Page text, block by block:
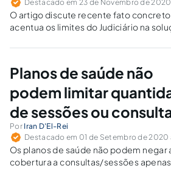
Destacado em 23 de Novembro de
O artigo discute recente fato concreto
acentua os limites do Judiciário na
públicas.
Planos de saúde não
podem limitar
de sessões ou
Por Iran D'El-Rei
Destacado em 01 de Setembro de 2020
Os planos de saúde não podem negar
cobertura a consultas/sessões apenas